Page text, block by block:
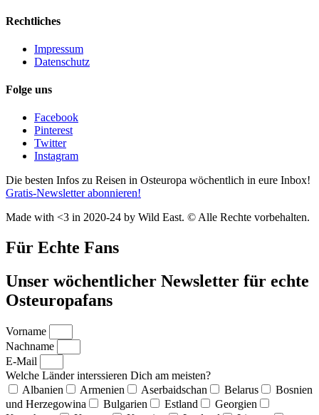
Rechtliches
Impressum
Datenschutz
Folge uns
Facebook
Pinterest
Twitter
Instagram
Die besten Infos zu Reisen in Osteuropa wöchentlich in eure Inbox!
Gratis-Newsletter abonnieren!
Made with <3 in 2020-24 by Wild East. © Alle Rechte vorbehalten.
Für Echte Fans
Unser wöchentlicher Newsletter für echte
Osteuropafans
Vorname
Nachname
E-Mail
Welche Länder interssieren Dich am meisten?
Albanien
Armenien Aserbaidschan Belarus
Bosnien
und Herzegowina
Bulgarien Estland
Georgien